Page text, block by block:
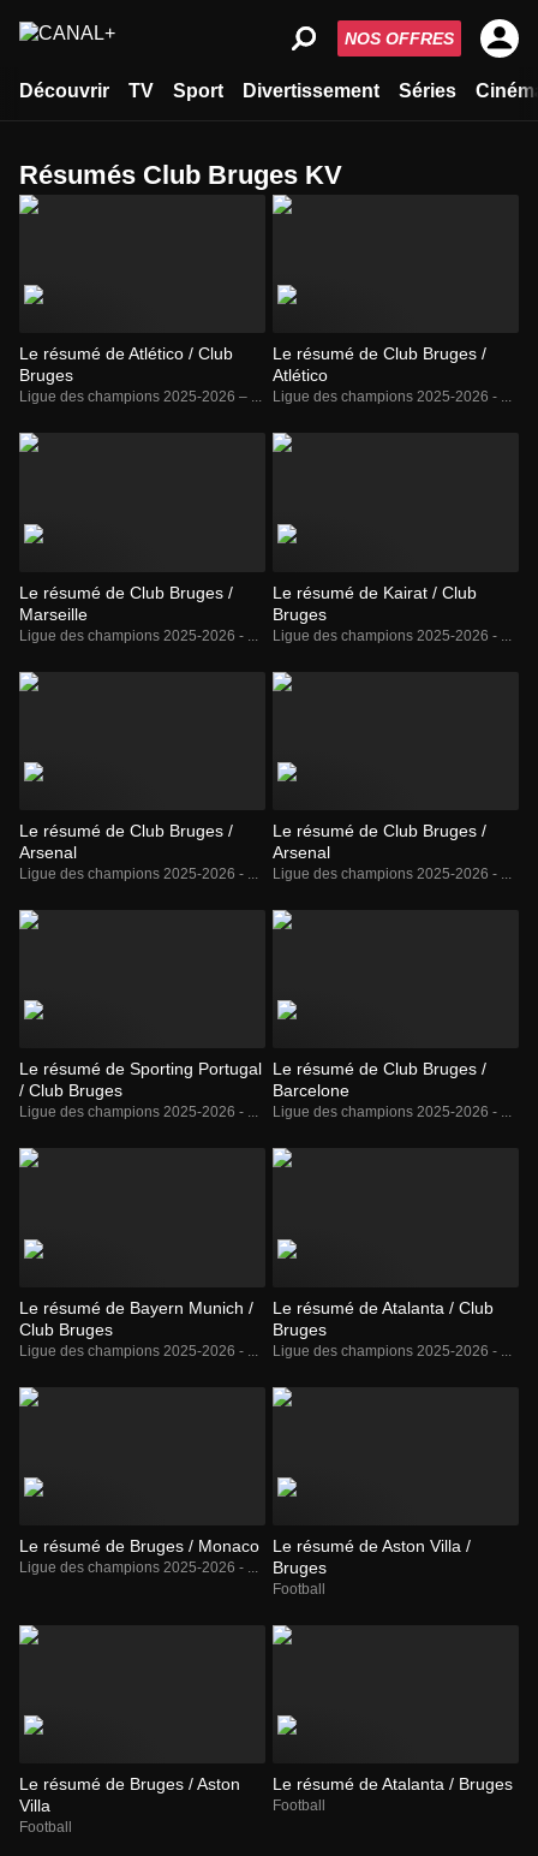
Découvrir TV Sport Divertissement Séries
NOS OFFRES
Résumés Club Bruges KV
Le résumé de Atlético / Club
Bruges
Ligue des champions 2025-2026 – ...
Le résumé de Club Bruges /
Atlético
Ligue des champions 2025-2026 - ...
Le résumé de Club Bruges /
Marseille
Ligue des champions 2025-2026 - ...
Le résumé de Kairat / Club
Bruges
Ligue des champions 2025-2026 - ...
Le résumé de Club Bruges /
Arsenal
Ligue des champions 2025-2026 - ...
Le résumé de Club Bruges /
Arsenal
Ligue des champions 2025-2026 - ...
Le résumé de Sporting Portugal
/ Club Bruges
Ligue des champions 2025-2026 - ...
Le résumé de Club Bruges /
Barcelone
Ligue des champions 2025-2026 - ...
Le résumé de Bayern Munich /
Club Bruges
Ligue des champions 2025-2026 - ...
Le résumé de Atalanta / Club
Bruges
Ligue des champions 2025-2026 - ...
Le résumé de Bruges / Monaco
Ligue des champions 2025-2026 - ...
Le résumé de Aston Villa /
Bruges
Football
Le résumé de Bruges / Aston
Villa
Football
Le résumé de Atalanta / Bruges
Football